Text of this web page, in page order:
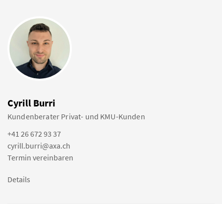
Cyrill Burri
Kundenberater Privat- und KMU-Kunden
+41 26 672 93 37
cyrill.burri@axa.ch
Termin vereinbaren
Details